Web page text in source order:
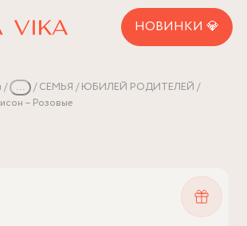
НОВИНКИ 💎
... СЕМЬЯ
ЮБИЛЕЙ РОДИТЕЛЕЙ
– Розовые